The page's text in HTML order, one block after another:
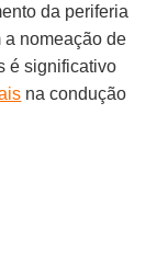
da periferia
nomeação de
é significativo
na condução